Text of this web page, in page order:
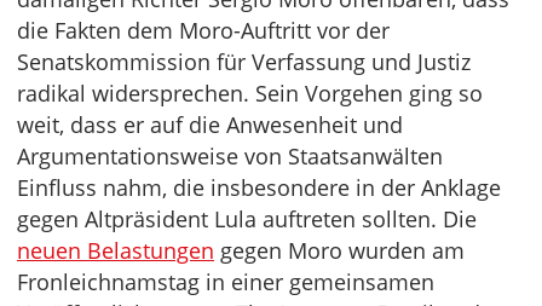
die Fakten dem Moro-Auftritt vor der
Senatskommission für Verfassung und Justiz
radikal widersprechen. Sein Vorgehen ging so
weit, dass er auf die Anwesenheit und
Argumentationsweise von Staatsanwälten
Einfluss nahm, die insbesondere in der Anklage
gegen Altpräsident Lula auftreten sollten. Die
neuen Belastungen gegen Moro wurden am
Fronleichnamstag in einer gemeinsamen